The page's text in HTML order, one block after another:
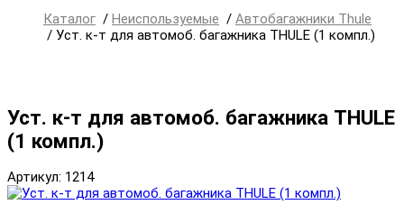
Каталог / Неиспользуемые / Автобагажники Thule
/ Уст. к-т для автомоб. багажника THULE (1 компл.)
Уст. к-т для автомоб. багажника THULE
(1 компл.)
Артикул: 1214